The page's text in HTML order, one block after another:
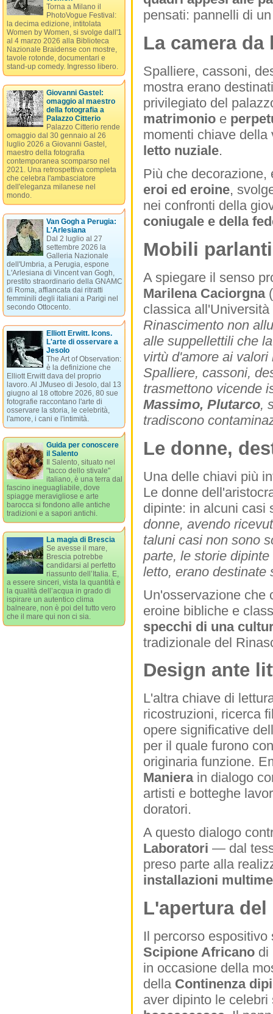
pensati: pannelli di
La camera
Spalliere, cassoni,
mostra erano
privilegiato del
matrimonio e
momenti chiave
letto nuziale.
Più che
eroi ed eroine,
nei confronti della
coniugale e della
Mobili
A spiegare il senso
Marilena Caciorgna
classica
Rinascimento non
alle suppellettili che
virtù d'amore ai
Spalliere, cassoni,
trasmettono vicende
Massimo, Plutarco,
tradiscono
Le donne,
Una delle chiavi più
Le donne
dipinte: in alcuni casi
donne, avendo
taluni casi non sono
parte, le storie
letto, erano destinate
Un'osservazione che
eroine bibliche e
specchi di una
tradizionale del
Design ante
L'altra chiave di
ricostruzioni, ricerca
opere significative
per il quale furono
originaria funzione.
Manierain dialogo
artisti e botteghe
doratori.
A questo dialogo
Laboratori — dal
preso parte alla
installazioni
L'apertura
Il percorso
Scipione Africano di
in occasione della
della Continenza
aver dipinto le
Torna a Milano il
PhotoVogue Festival:
la decima edizione, intitolata
Women by Women, si svolge dall'1
al 4 marzo 2026 alla Biblioteca
Nazionale Braidense con mostre,
tavole rotonde, documentari e
stand-up comedy. Ingresso libero.
Giovanni Gastel:
omaggio al maestro
della fotografia a
Palazzo Citterio
Palazzo Citterio rende
omaggio dal 30 gennaio al 26
luglio 2026 a Giovanni Gastel,
maestro della fotografia
contemporanea scomparso nel
2021. Una retrospettiva completa
che celebra l'ambasciatore
dell'eleganza milanese nel
mondo.
Van Gogh a Perugia:
L'Arlesiana
Dal 2 luglio al 27
settembre 2026 la
Galleria Nazionale
dell'Umbria, a Perugia, espone
L'Arlesiana di Vincent van Gogh,
prestito straordinario della GNAMC
di Roma, affiancata dai ritratti
femminili degli italiani a Parigi nel
secondo Ottocento.
Elliott Erwitt. Icons.
L'arte di osservare a
Jesolo
The Art of Observation:
è la definizione che
Elliott Erwitt dava del proprio
lavoro. Al JMuseo di Jesolo, dal 13
giugno al 18 ottobre 2026, 80 sue
fotografie raccontano l'arte di
osservare la storia, le celebrità,
l'amore, i cani e l'intimità.
Guida per conoscere
il Salento
Il Salento, situato nel
"tacco dello stivale"
italiano, è una terra dal
fascino ineguagliabile, dove
spiagge meravigliose e arte
barocca si fondono alle antiche
tradizioni e a sapori antichi.
La magia di Brescia
Se avesse il mare,
Brescia potrebbe
candidarsi al perfetto
riassunto dell’Italia. E,
a essere sinceri, vista la quantità e
la qualità dell’acqua in grado di
ispirare un autentico clima
balneare, non è poi del tutto vero
che il mare qui non ci sia.